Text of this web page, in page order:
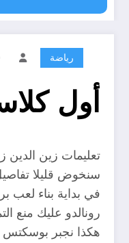
رياضة
أول
تعليمات زين الدين
سنخوض قليلا
في بداية بناء لعب
‏رونالدو عليك منع
هكذا نجبر بوسكتس